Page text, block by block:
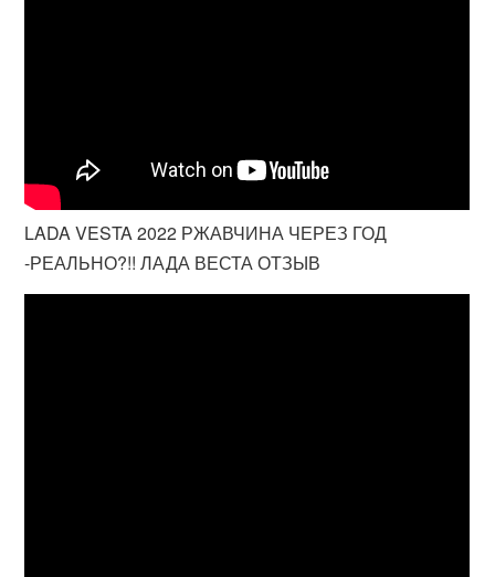
LADA VESTA 2022 РЖАВЧИНА ЧЕРЕЗ ГОД
-РЕАЛЬНО?!! ЛАДА ВЕСТА ОТЗЫВ